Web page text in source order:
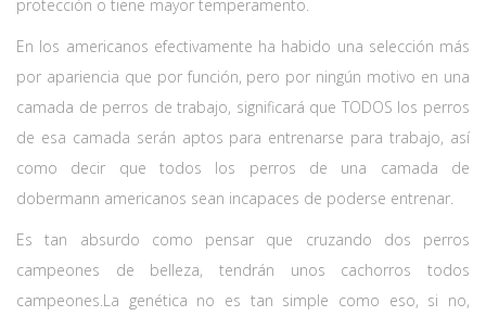
protección o tiene mayor temperamento.
En los americanos efectivamente ha habido una selección más
por apariencia que por función, pero por ningún motivo en una
camada de perros de trabajo, significará que TODOS los perros
de esa camada serán aptos para entrenarse para trabajo, así
como decir que todos los perros de una camada de
dobermann americanos sean incapaces de poderse entrenar.
Es tan absurdo como pensar que cruzando dos perros
campeones de belleza, tendrán unos cachorros todos
campeones.La genética no es tan simple como eso, si no,